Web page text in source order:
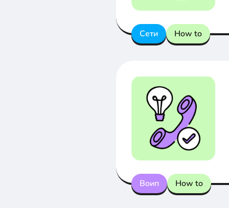
Сети How to
Воип How to